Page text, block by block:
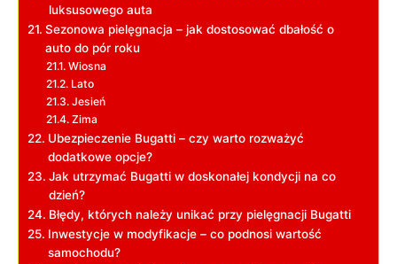
luksusowego auta
Sezonowa pielęgnacja – jak dostosować dbałość o
auto do pór roku
Wiosna
Lato
Jesień
Zima
Ubezpieczenie Bugatti – czy warto rozważyć
dodatkowe opcje?
Jak utrzymać Bugatti w doskonałej kondycji na co
dzień?
Błędy, których należy unikać przy pielęgnacji Bugatti
Inwestycje w modyfikacje – co podnosi wartość
samochodu?